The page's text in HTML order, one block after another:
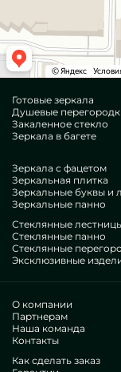
Готовые зеркала
Душевые
Закаленное стекло
Зеркала в багете
Зеркала с фацетом
Зеркальная плитка
Зеркальные буквы и
Зеркальные панно
Стеклянные
Стеклянные панно
Стеклянные
Эксклюзивные
О компании
Партнерам
Наша команда
Контакты
Как сделать заказ